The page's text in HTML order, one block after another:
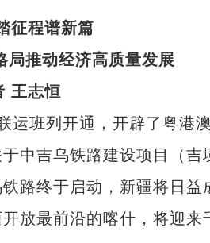
征程谱新篇
推动经济高质量发展
王志恒
班列开通，开辟了粤港
中吉乌铁路建设项目（吉
路终于启动，新疆将日益
放最前沿的喀什，将迎来